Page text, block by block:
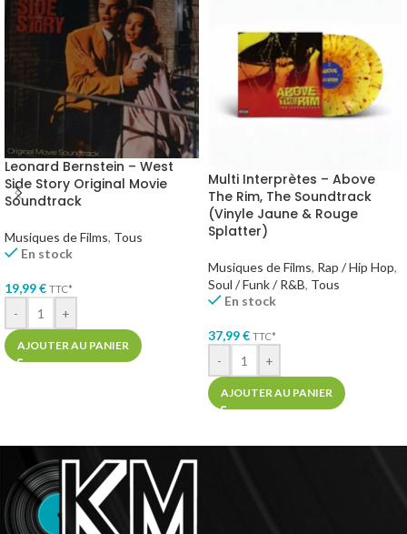
Leonard Bernstein – West
Side Story Original Movie
Soundtrack
Musiques de Films, Tous
En stock
19,99€ TTC*
- +
AJOUTER AU PANIER
Multi Interprètes – Above
The Rim, The Soundtrack
(Vinyle Jaune & Rouge
Splatter)
Musiques de Films, Rap / Hip Hop,
Soul / Funk / R&B, Tous
En stock
37,99€ TTC*
- +
AJOUTER AU PANIER